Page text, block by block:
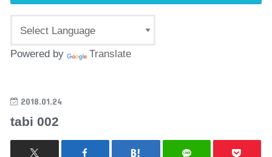
Powered by Translate
2018.01.24
tabi 002